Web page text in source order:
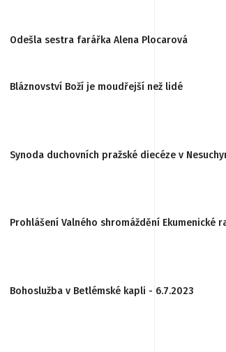
Odešla sestra farářka Alena Plocarová
Bláznovství Boží je moudřejší než lidé
Synoda duchovních pražské diecéze v
Prohlášení Valného shromáždění
Bohoslužba v Betlémské kapli - 6.7.2023